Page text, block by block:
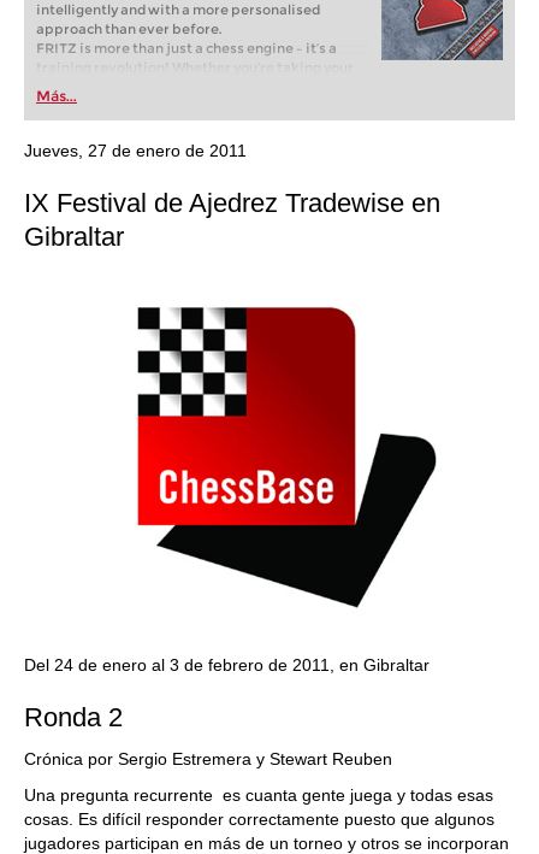
intelligently and with a more personalised
approach than ever before.
FRITZ is more than just a chess engine – it’s a
training revolution! Whether you’re taking your
first steps into the world of club chess, or already
playing at a tournament level: with FRITZ, you can
train more efficiently, intelligently and with a
more personalised approach than ever before.
Más...
Jueves, 27 de enero de 2011
IX Festival de Ajedrez Tradewise en
Gibraltar
Del 24 de enero al 3 de febrero de 2011, en Gibraltar
Ronda 2
Crónica por Sergio Estremera y Stewart Reuben
Una pregunta recurrente es cuanta gente juega y todas esas
cosas. Es difícil responder correctamente puesto que algunos
jugadores participan en más de un torneo y otros se incorporan